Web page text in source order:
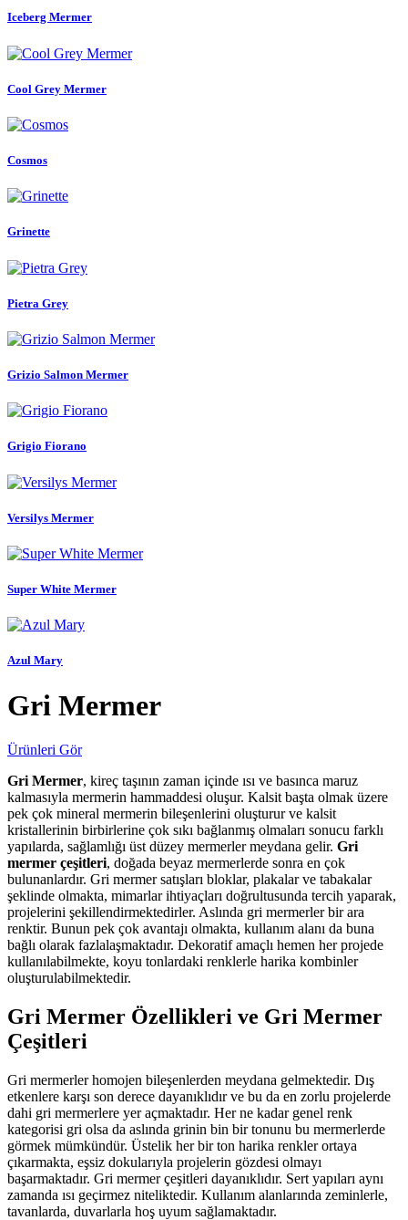
Iceberg Mermer
Cool Grey Mermer
Cosmos
Grinette
Pietra Grey
Grizio Salmon Mermer
Grigio Fiorano
Versilys Mermer
Super White Mermer
Azul Mary
Gri Mermer
Ürünleri Gör
Gri Mermer, kireç taşının zaman içinde ısı ve basınca maruz
kalmasıyla mermerin hammaddesi oluşur. Kalsit başta olmak üzere
pek çok mineral mermerin bileşenlerini oluşturur ve kalsit
kristallerinin birbirlerine çok sıkı bağlanmış olmaları sonucu farklı
yapılarda, sağlamlığı üst düzey mermerler meydana gelir. Gri
mermer çeşitleri, doğada beyaz mermerlerde sonra en çok
bulunanlardır. Gri mermer satışları bloklar, plakalar ve tabakalar
şeklinde olmakta, mimarlar ihtiyaçları doğrultusunda tercih yaparak,
projelerini şekillendirmektedirler. Aslında gri mermerler bir ara
renktir. Bunun pek çok avantajı olmakta, kullanım alanı da buna
bağlı olarak fazlalaşmaktadır. Dekoratif amaçlı hemen her projede
kullanılabilmekte, koyu tonlardaki renklerle harika kombinler
oluşturulabilmektedir.
Gri Mermer Özellikleri ve Gri Mermer
Çeşitleri
Gri mermerler homojen bileşenlerden meydana gelmektedir. Dış
etkenlere karşı son derece dayanıklıdır ve bu da en zorlu projelerde
dahi gri mermerlere yer açmaktadır. Her ne kadar genel renk
kategorisi gri olsa da aslında grinin bin bir tonunu bu mermerlerde
görmek mümkündür. Üstelik her bir ton harika renkler ortaya
çıkarmakta, eşsiz dokularıyla projelerin gözdesi olmayı
başarmaktadır. Gri mermer çeşitleri dayanıklıdır. Sert yapıları aynı
zamanda ısı geçirmez niteliktedir. Kullanım alanlarında zeminlerle,
tavanlarda, duvarlarla hoş uyum sağlamaktadır.